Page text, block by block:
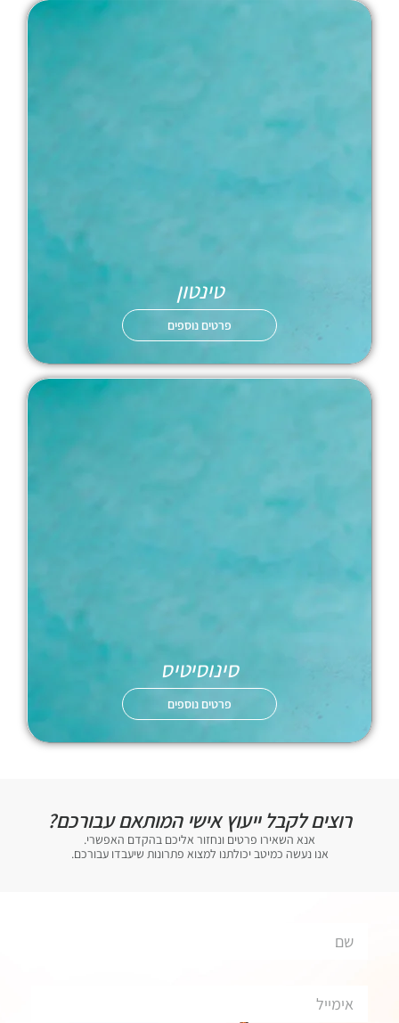
טינטון
פרטים נוספים
סינוסיטיס
פרטים נוספים
רוצים לקבל ייעוץ אישי המותאם עבורכם?
אנא השאירו פרטים ונחזור אליכם בהקדם האפשרי.
אנו נעשה כמיטב יכולתנו למצוא פתרונות שיעבדו עבורכם.